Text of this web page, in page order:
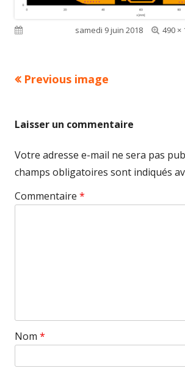
samedi 9 juin 2018
Full
490 ×
Previous image
Laisser un commentaire
Votre adresse e-mail ne sera pas
champs obligatoires sont indiqués
Commentaire *
Nom *